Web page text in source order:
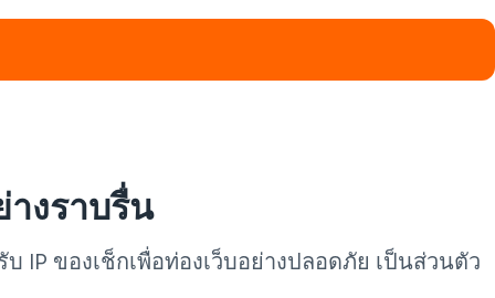
งราบรื่น
IP ของเช็กเพื่อท่องเว็บอย่างปลอดภัย เป็นส่วนตัว